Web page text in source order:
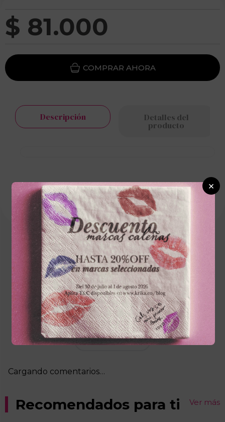
$ 81.000
Descripción Detalles del
producto
Cargando el resumen…
Por favor, inicia sesión para escribir un
comentario.
Más reciente
Cargando comentarios…
Recomendados para ti Ver más
×